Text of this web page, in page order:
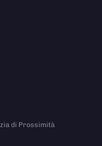
di Prossimità